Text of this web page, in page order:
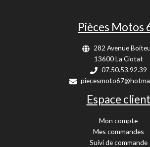
Pièces Motos
282 Avenue
13600 La Ciotat
07.50.53.92.39
Espace client
Mon compte
Mes commandes
Suivi de commande